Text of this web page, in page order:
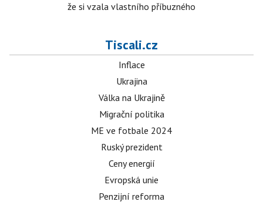
že si vzala vlastního příbuzného
Tiscali.cz
Inflace
Ukrajina
Válka na Ukrajině
Migrační politika
ME ve fotbale 2024
Ruský prezident
Ceny energií
Evropská unie
Penzijní reforma